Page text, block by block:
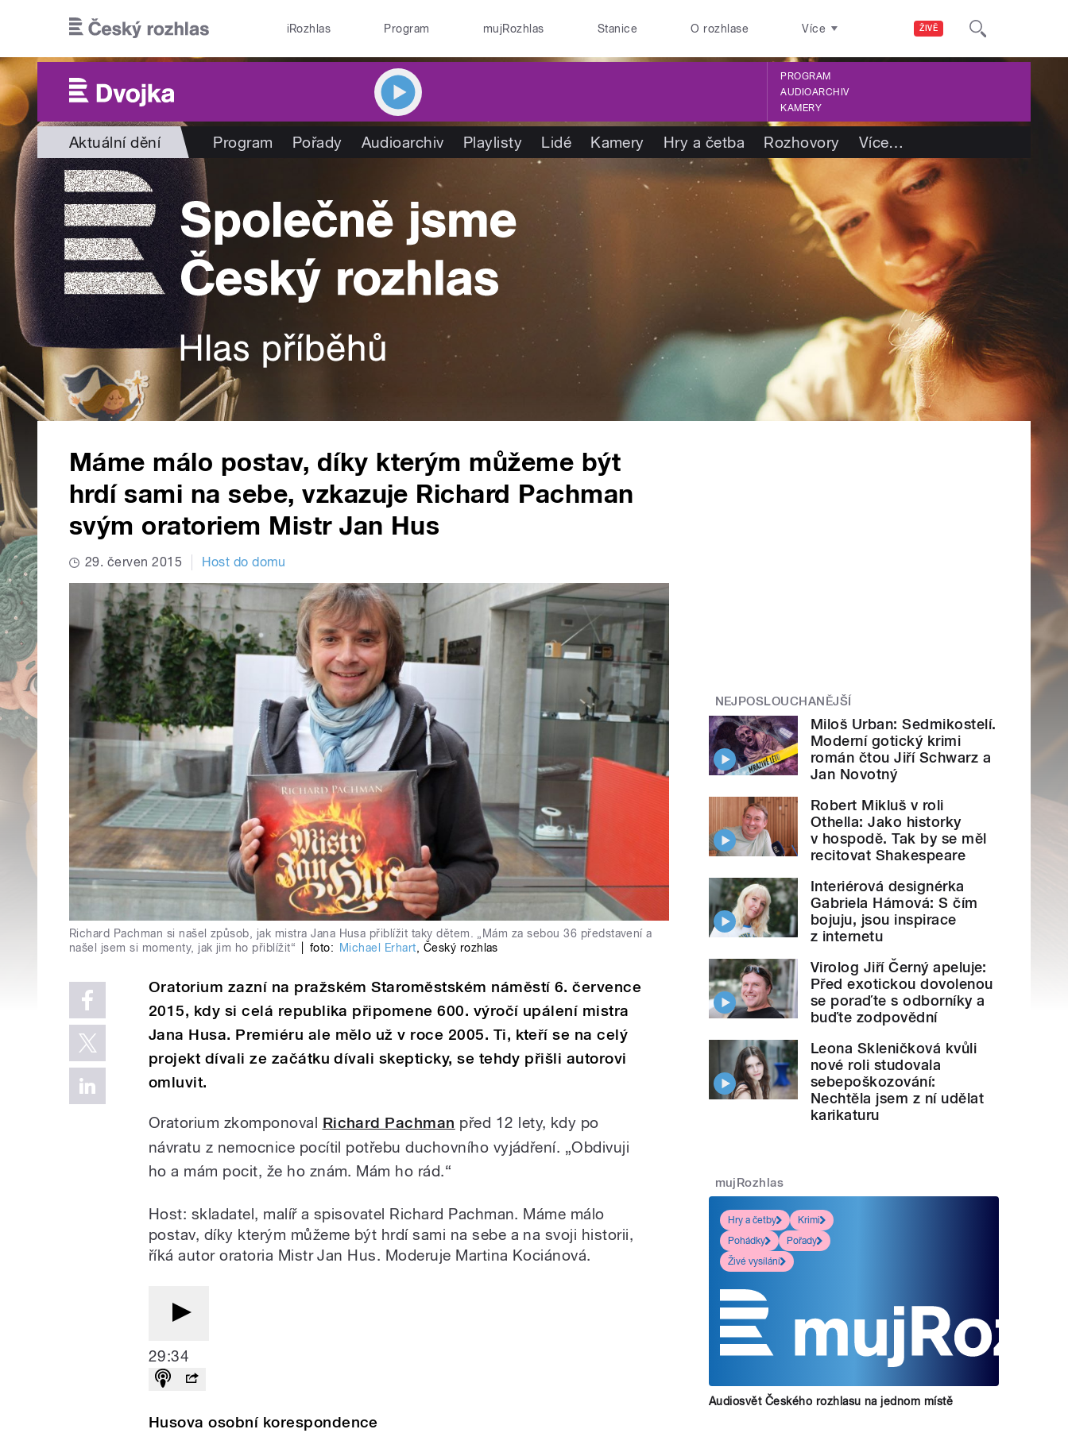
ŽIVĚ
iRozhlas Program mujRozhlas Stanice O rozhlase Více
PROGRAM
AUDIOARCHIV
KAMERY
Aktuální dění Program Pořady Audioarchiv Playlisty Lidé Kamery Hry a četba Rozhovory Více…
Máme málo postav, díky kterým můžeme být
hrdí sami na sebe, vzkazuje Richard Pachman
svým oratoriem Mistr Jan Hus
29. červen 2015 Host do domu
Richard Pachman si našel způsob, jak mistra Jana Husa přiblížit taky dětem. „Mám za sebou 36 představení a
našel jsem si momenty, jak jim ho přiblížit“
foto: Michael Erhart, Český rozhlas
Oratorium zazní na pražském Staroměstském náměstí 6. července
2015, kdy si celá republika připomene 600. výročí upálení mistra
Jana Husa. Premiéru ale mělo už v roce 2005. Ti, kteří se na celý
projekt dívali ze začátku dívali skepticky, se tehdy přišli autorovi
omluvit.
Oratorium zkomponoval Richard Pachman před 12 lety, kdy po
návratu z nemocnice pocítil potřebu duchovního vyjádření. „Obdivuji
ho a mám pocit, že ho znám. Mám ho rád.“
Host: skladatel, malíř a spisovatel Richard Pachman. Máme málo
postav, díky kterým můžeme být hrdí sami na sebe a na svoji historii,
říká autor oratoria Mistr Jan Hus. Moderuje Martina Kociánová.
29:34
Husova osobní korespondence
NEJPOSLOUCHANĚJŠÍ
Miloš Urban: Sedmikostelí.
Moderní gotický krimi
román čtou Jiří Schwarz a
Jan Novotný
Robert Mikluš v roli
Othella: Jako historky
v hospodě. Tak by se měl
recitovat Shakespeare
Interiérová designérka
Gabriela Hámová: S čím
bojuju, jsou inspirace
z internetu
Virolog Jiří Černý apeluje:
Před exotickou dovolenou
se poraďte s odborníky a
buďte zodpovědní
Leona Skleničková kvůli
nové roli studovala
sebepoškozování:
Nechtěla jsem z ní udělat
karikaturu
mujRozhlas
Hry a četby
Krimi
Pohádky
Pořady
Živé vysílání
Audiosvět Českého rozhlasu na jednom místě